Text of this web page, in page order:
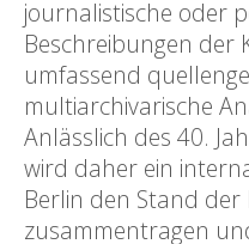
journalistische oder
Beschreibungen der
umfassend
multiarchivarische
Anlässlich des 40.
wird daher ein
Berlin den Stand der
zusammentragen